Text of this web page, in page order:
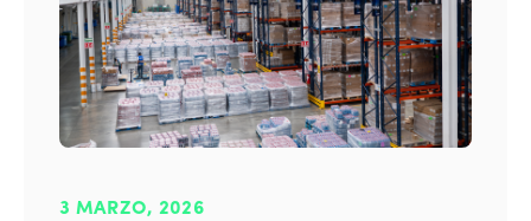
3 MARZO, 2026